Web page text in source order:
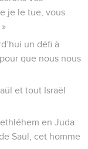
je le tue, vous
un défi à
que nous nous
et tout Israël
en Juda
Saül, cet homme